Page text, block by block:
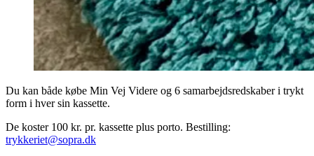
Du kan både købe Min Vej Videre og 6 samarbejdsredskaber i trykt
form i hver sin kassette.
De koster 100 kr. pr. kassette plus porto. Bestilling:
trykkeriet@sopra.dk